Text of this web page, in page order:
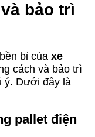
bảo trì
bỉ của xe
cách và bảo trì
ý. Dưới đây là
pallet điện